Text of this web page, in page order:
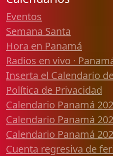
Eventos
Semana Santa
Hora en Panamá
Radios en vivo ·
Inserta el Calendario
Política de Privacidad
Calendario Panamá
Calendario Panamá
Calendario Panamá
Cuenta regresiva de